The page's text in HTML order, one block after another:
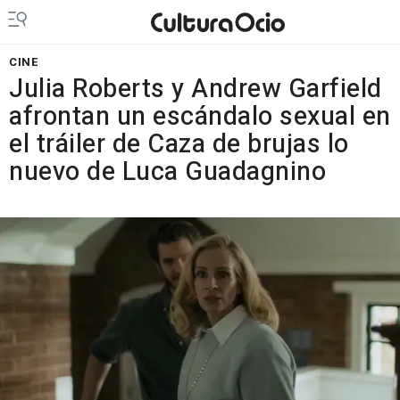
CINE
Julia Roberts y Andrew Garfield
afrontan un escándalo sexual en
el tráiler de Caza de brujas lo
nuevo de Luca Guadagnino